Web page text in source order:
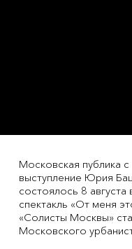
Московская публика
выступление Юрия
состоялось 8
спектакль «От меня
«Солисты Москвы»
Московского